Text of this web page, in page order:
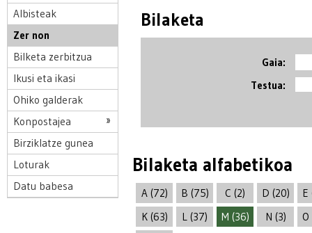
Albisteak
Zer non
Bilketa zerbitzua
Ikusi eta ikasi
Ohiko galderak
Konpostajea
Birziklatze gunea
Loturak
Datu babesa
Bilaketa
Gaia:
Testua:
Bilaketa alfabetikoa
A (72) B (75) C (2) D (20)
E
K (63)
L (37) M (36) N (3)
O